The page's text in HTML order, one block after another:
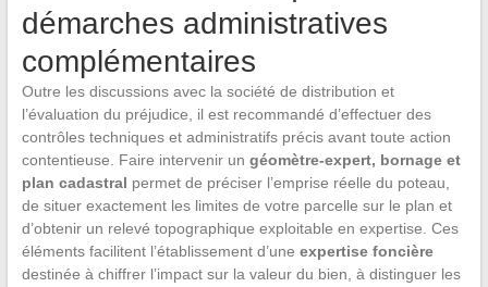
démarches administratives
complémentaires
Outre les discussions avec la société de distribution et
l’évaluation du préjudice, il est recommandé d’effectuer des
contrôles techniques et administratifs précis avant toute action
contentieuse. Faire intervenir un géomètre-expert, bornage et
plan cadastral permet de préciser l’emprise réelle du poteau,
de situer exactement les limites de votre parcelle sur le plan et
d’obtenir un relevé topographique exploitable en expertise. Ces
éléments facilitent l’établissement d’une expertise foncière
destinée à chiffrer l’impact sur la valeur du bien, à distinguer les